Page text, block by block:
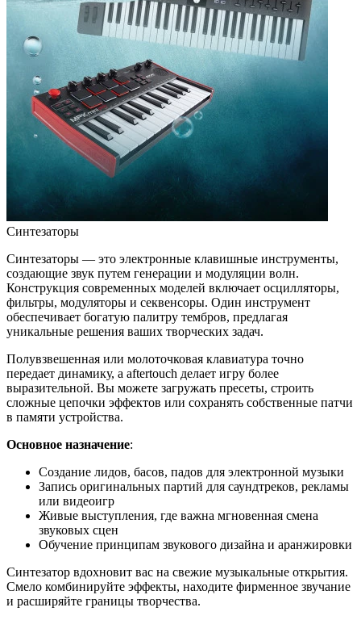
Синтезаторы
Синтезаторы — это электронные клавишные инструменты,
создающие звук путем генерации и модуляции волн.
Конструкция современных моделей включает осцилляторы,
фильтры, модуляторы и секвенсоры. Один инструмент
обеспечивает богатую палитру тембров, предлагая
уникальные решения ваших творческих задач.
Полувзвешенная или молоточковая клавиатура точно
передает динамику, а aftertouch делает игру более
выразительной. Вы можете загружать пресеты, строить
сложные цепочки эффектов или сохранять собственные патчи
в памяти устройства.
Основное назначение:
Создание лидов, басов, падов для электронной музыки
Запись оригинальных партий для саундтреков, рекламы
или видеоигр
Живые выступления, где важна мгновенная смена
звуковых сцен
Обучение принципам звукового дизайна и аранжировки
Синтезатор вдохновит вас на свежие музыкальные открытия.
Смело комбинируйте эффекты, находите фирменное звучание
и расширяйте границы творчества.